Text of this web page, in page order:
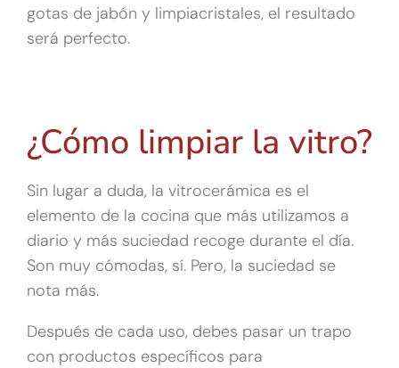
gotas de jabón y limpiacristales, el resultado
será perfecto.
¿Cómo limpiar la vitro?
Sin lugar a duda, la vitrocerámica es el
elemento de la cocina que más utilizamos a
diario y más suciedad recoge durante el día.
Son muy cómodas, sí. Pero, la suciedad se
nota más.
Después de cada uso, debes pasar un trapo
con productos específicos para